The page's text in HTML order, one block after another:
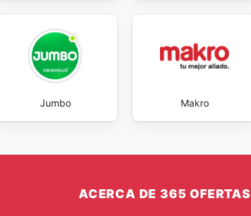
Jumbo Makro
ACERCA DE 365 OFERTAS